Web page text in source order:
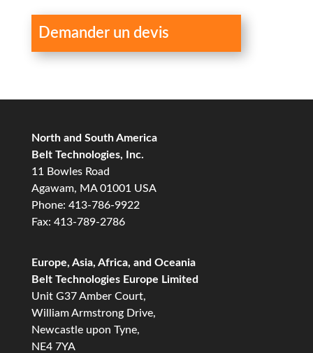
Demander un devis
North and South America
Belt Technologies, Inc.
11 Bowles Road
Agawam, MA 01001 USA
Phone: 413-786-9922
Fax: 413-789-2786
Europe, Asia, Africa, and Oceania
Belt Technologies Europe Limited
Unit G37 Amber Court,
William Armstrong Drive,
Newcastle upon Tyne,
NE4 7YA